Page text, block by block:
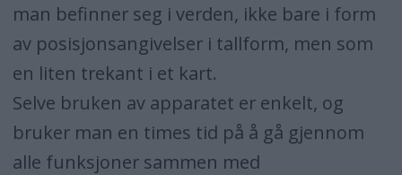
man befinner seg i verden, ikke bare i form
av posisjonsangivelser i tallform, men som
en liten trekant i et kart.
Selve bruken av apparatet er enkelt, og
bruker man en times tid på å gå gjennom
alle funksjoner sammen med